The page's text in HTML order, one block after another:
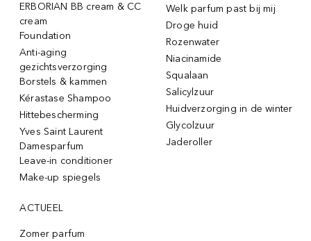
ERBORIAN BB cream & CC
cream
Foundation
Anti-aging
gezichtsverzorging
Borstels & kammen
Kérastase Shampoo
Hittebescherming
Yves Saint Laurent
Damesparfum
Leave-in conditioner
Make-up spiegels
Welk parfum past bij mij
Droge huid
Rozenwater
Niacinamide
Squalaan
Salicylzuur
Huidverzorging in de winter
Glycolzuur
Jaderoller
ACTUEEL
Zomer parfum